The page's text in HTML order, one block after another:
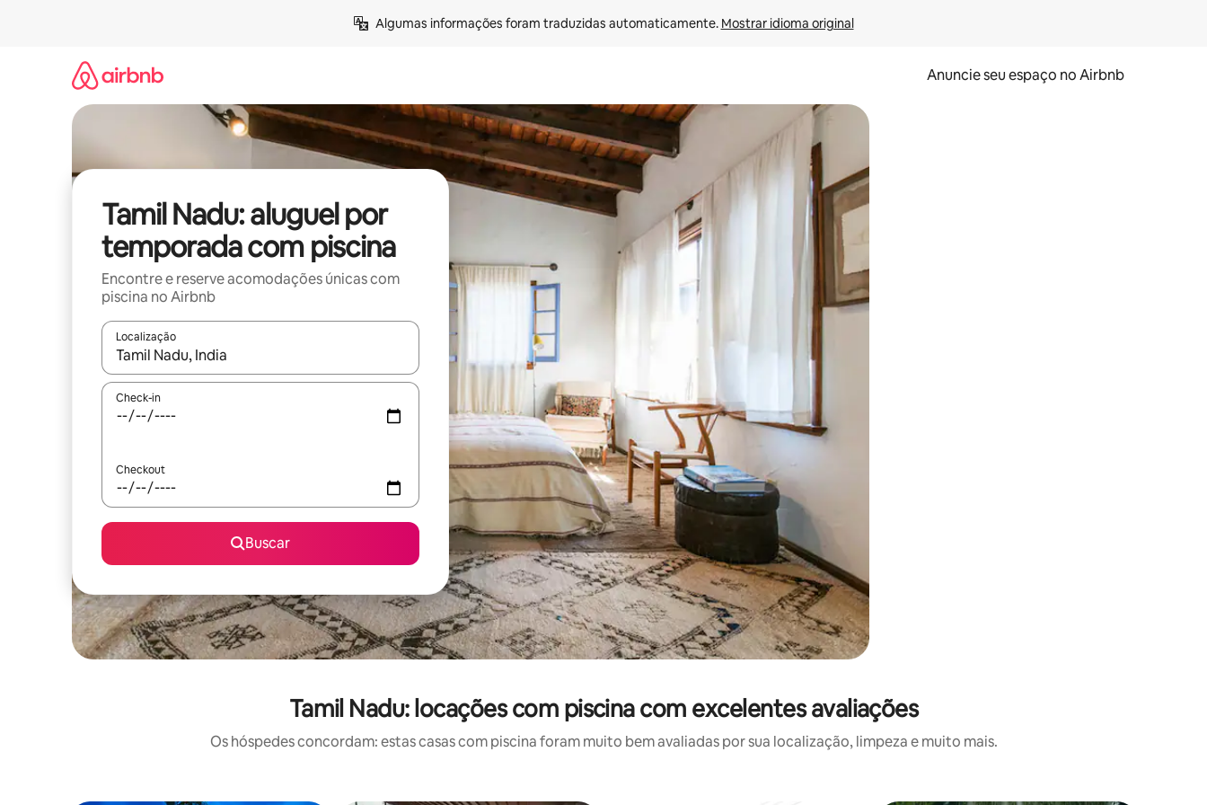
Algumas informações foram traduzidas automaticamente. Mostrar idioma original
Anuncie seu espaço no Airbnb
Tamil Nadu: aluguel por
temporada com piscina
Encontre e reserve acomodações únicas com
piscina no Airbnb
Localização
Quando os resultados estiverem disponíveis, explore-os usando as seta para cima e para baixo do teclado ou tocando e deslizando o dedo na tela.
Check-in
Checkout
Buscar
Tamil Nadu: locações com piscina com excelentes avaliações
Os hóspedes concordam: estas casas com piscina foram muito bem avaliadas por sua localização, limpeza e muito mais.